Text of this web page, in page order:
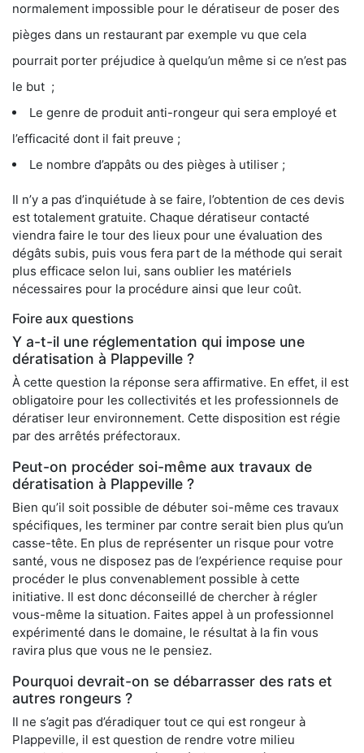
normalement impossible pour le dératiseur de poser des
pièges dans un restaurant par exemple vu que cela
pourrait porter préjudice à quelqu’un même si ce n’est pas
le but ;
Le genre de produit anti-rongeur qui sera employé et
l’efficacité dont il fait preuve ;
Le nombre d’appâts ou des pièges à utiliser ;
Il n’y a pas d’inquiétude à se faire, l’obtention de ces devis
est totalement gratuite. Chaque dératiseur contacté
viendra faire le tour des lieux pour une évaluation des
dégâts subis, puis vous fera part de la méthode qui serait
plus efficace selon lui, sans oublier les matériels
nécessaires pour la procédure ainsi que leur coût.
Foire aux questions
Y a-t-il une réglementation qui impose une
dératisation à Plappeville ?
À cette question la réponse sera affirmative. En effet, il est
obligatoire pour les collectivités et les professionnels de
dératiser leur environnement. Cette disposition est régie
par des arrêtés préfectoraux.
Peut-on procéder soi-même aux travaux de
dératisation à Plappeville ?
Bien qu’il soit possible de débuter soi-même ces travaux
spécifiques, les terminer par contre serait bien plus qu’un
casse-tête. En plus de représenter un risque pour votre
santé, vous ne disposez pas de l’expérience requise pour
procéder le plus convenablement possible à cette
initiative. Il est donc déconseillé de chercher à régler
vous-même la situation. Faites appel à un professionnel
expérimenté dans le domaine, le résultat à la fin vous
ravira plus que vous ne le pensiez.
Pourquoi devrait-on se débarrasser des rats et
autres rongeurs ?
Il ne s’agit pas d’éradiquer tout ce qui est rongeur à
Plappeville, il est question de rendre votre milieu